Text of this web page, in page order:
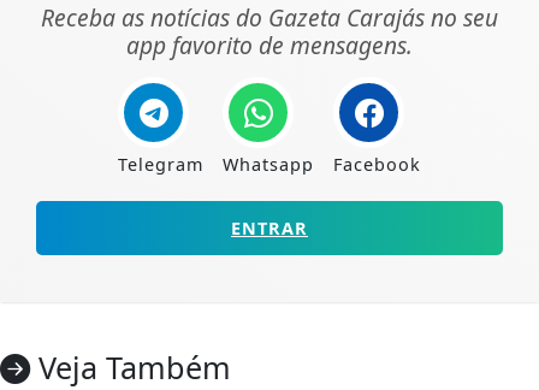
Receba as notícias do Gazeta Carajás no seu
app favorito de mensagens.
Telegram Whatsapp Facebook
ENTRAR
Veja Também